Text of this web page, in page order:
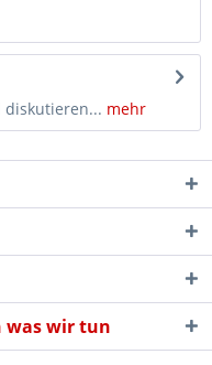
diskutieren... mehr
was wir tun